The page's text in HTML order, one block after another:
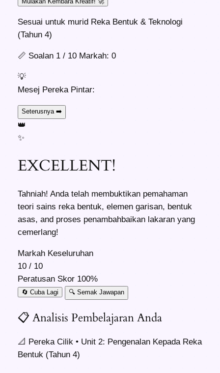
Sesuai untuk murid Reka Bentuk & Teknologi
(Tahun 4)
📏 Soalan 1/ 10 Markah: 0
💡
Mesej Pereka Pintar:
Seterusnya ➡️
👑
✨
EXCELLENT!
Tahniah! Anda telah membuktikan pemahaman
teori sains reka bentuk, elemen garisan, bentuk
asas, and proses penambahbaikan lakaran yang
cemerlang!
Markah Keseluruhan
10 / 10
Peratusan Skor 100%
🔄 Cuba Lagi 🔍 Semak Jawapan
📋 Analisis Pembelajaran Anda
📐 Pereka Cilik • Unit 2: Pengenalan Kepada Reka
Bentuk (Tahun 4)